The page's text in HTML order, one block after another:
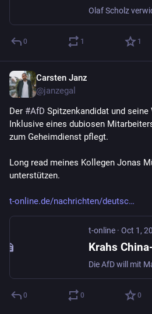
0 1 1
Carsten Janz
@janzegal
Der #AfD Spitzenkandidat und seine
Inklusive eines dubiosen
zum Geheimdienst pflegt.
Long read meines Kollegen Jonas
unterstützen.
t-online.de/nachrichten/deutsc
t-online · Oct 1,
0 0 0